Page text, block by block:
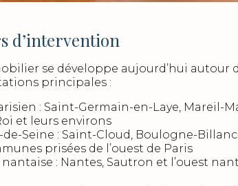
d’intervention
se développe aujourd’hui autour
principales :
: Saint-Germain-en-Laye, Mareil-
et leurs environs
de-Seine : Saint-Cloud, Boulogne-
prisées de l’ouest de Paris
: Nantes, Sautron et l’ouest